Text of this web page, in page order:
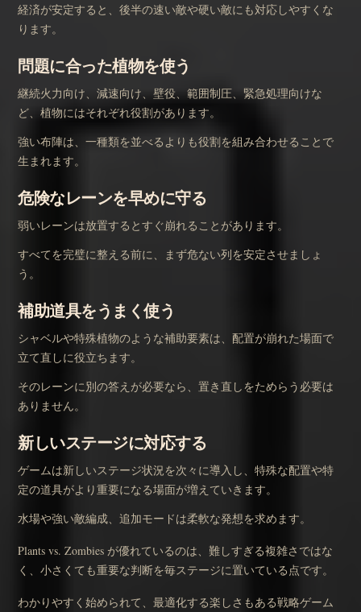
経済が安定すると、後半の速い敵や硬い敵にも対応しやすくな
ります。
問題に合った植物を使う
継続火力向け、減速向け、壁役、範囲制圧、緊急処理向けな
ど、植物にはそれぞれ役割があります。
強い布陣は、一種類を並べるよりも役割を組み合わせることで
生まれます。
危険なレーンを早めに守る
弱いレーンは放置するとすぐ崩れることがあります。
すべてを完璧に整える前に、まず危ない列を安定させましょ
う。
補助道具をうまく使う
シャベルや特殊植物のような補助要素は、配置が崩れた場面で
立て直しに役立ちます。
そのレーンに別の答えが必要なら、置き直しをためらう必要は
ありません。
新しいステージに対応する
ゲームは新しいステージ状況を次々に導入し、特殊な配置や特
定の道具がより重要になる場面が増えていきます。
水場や強い敵編成、追加モードは柔軟な発想を求めます。
Plants vs. Zombies が優れているのは、難しすぎる複雑さではな
く、小さくても重要な判断を毎ステージに置いている点です。
わかりやすく始められて、最適化する楽しさもある戦略ゲーム